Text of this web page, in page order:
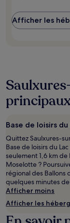
Afficher les
Base de loisirs
Quittez Saulxures-
Base de loisirs du
seulement 1,6 km de
Moselotte ?
régional des Ballons
quelques minutes
Afficher moins
Afficher les